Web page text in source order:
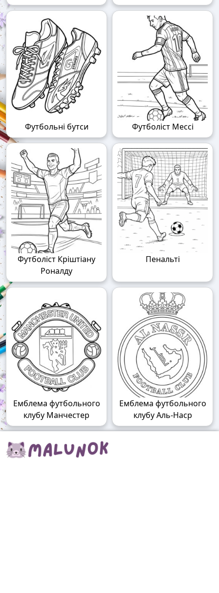
Футбольні бутси Футболіст Мессі
Футболіст Кріштіану
Роналду
Пенальті
Емблема футбольного
клубу Манчестер
Емблема футбольного
клубу Аль-Наср